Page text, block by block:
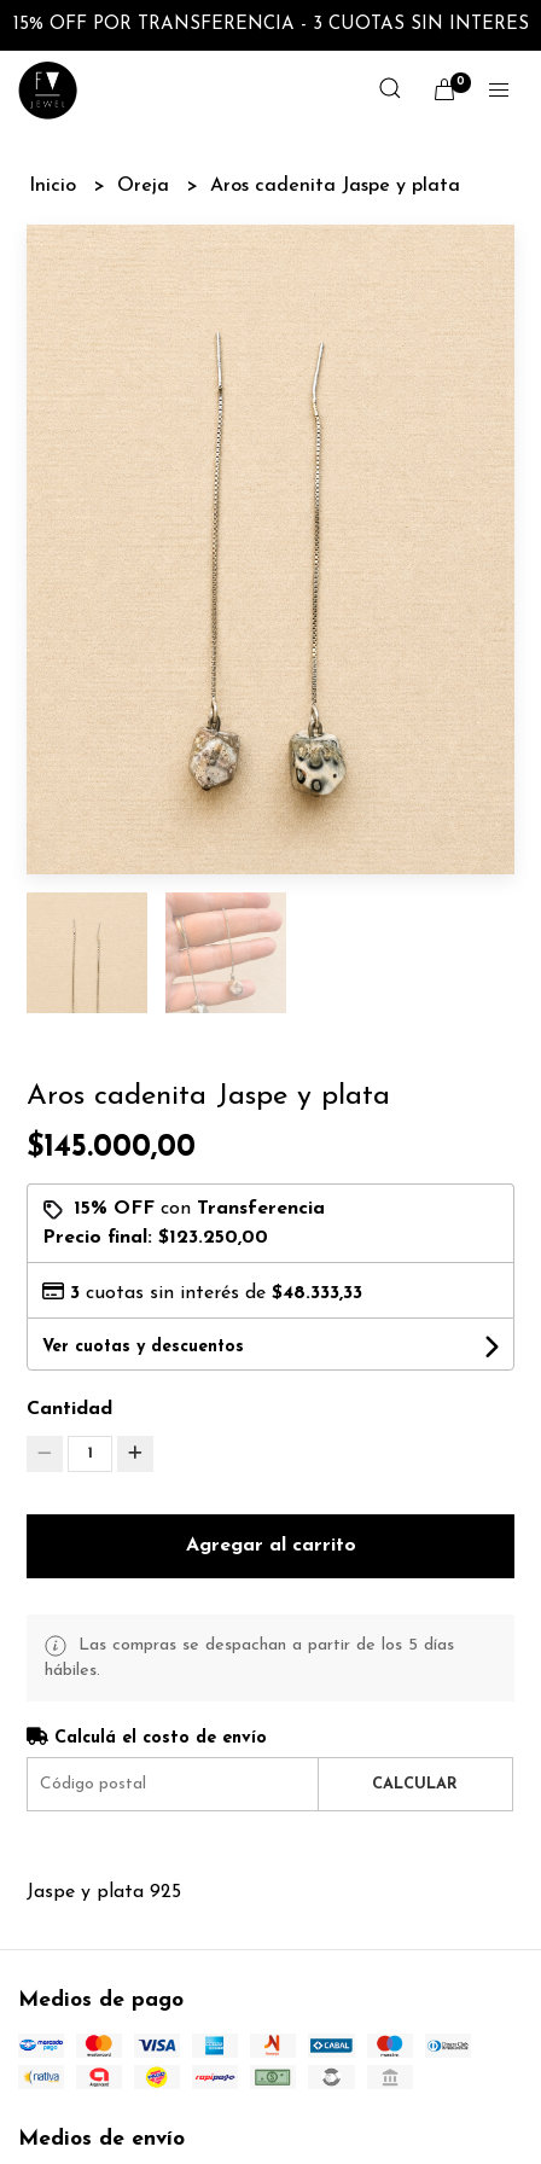
15% OFF POR TRANSFERENCIA - 3 CUOTAS SIN INTERES
0
Inicio Oreja Aros cadenita Jaspe y plata
Aros cadenita Jaspe y plata
$145.000,00
15% OFF con Transferencia
Precio final:$123.250,00
3 cuotas sin interés de$48.333,33
Ver cuotas y descuentos
Cantidad
1
Agregar al carrito
Las compras se despachan a partir de los 5 días
hábiles.
Calculá el costo de envío
CALCULAR
Jaspe y plata 925
Medios de pago
Medios de envío